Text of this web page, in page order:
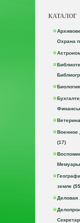
КАТАЛОГ
Охрана
Финансы
Военное
(17)
земле
Деловая